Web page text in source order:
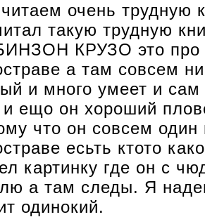
очень трудную
такую трудную
КРУЗО это про
а там совсем
и много умеет и сам
и ещо он хороший
что он совсем
есьть ктото
картинку где он с
а там следы. Я
одинокий.